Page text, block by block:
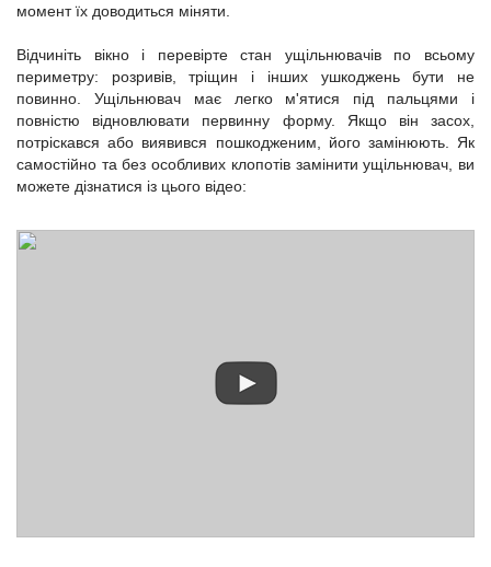
момент їх доводиться міняти.
Відчиніть вікно і перевірте стан ущільнювачів по всьому
периметру: розривів, тріщин і інших ушкоджень бути не
повинно. Ущільнювач має легко м'ятися під пальцями і
повністю відновлювати первинну форму. Якщо він засох,
потріскався або виявився пошкодженим, його замінюють. Як
самостійно та без особливих клопотів замінити ущільнювач, ви
можете дізнатися із цього відео: